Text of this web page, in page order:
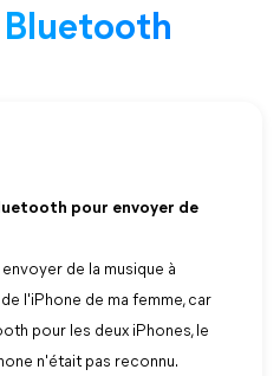
Bluetooth
pour envoyer de
de la musique à
l'iPhone de ma femme, car
pour les deux iPhones, le
n'était pas reconnu.